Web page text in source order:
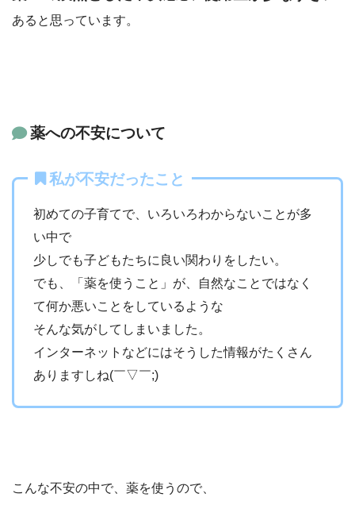
あると思っています。
薬への不安について
私が不安だったこと
初めての子育てで、いろいろわからないことが多
い中で
少しでも子どもたちに良い関わりをしたい。
でも、「薬を使うこと」が、自然なことではなく
て何か悪いことをしているような
そんな気がしてしまいました。
インターネットなどにはそうした情報がたくさん
ありますしね(￣▽￣;)
こんな不安の中で、薬を使うので、